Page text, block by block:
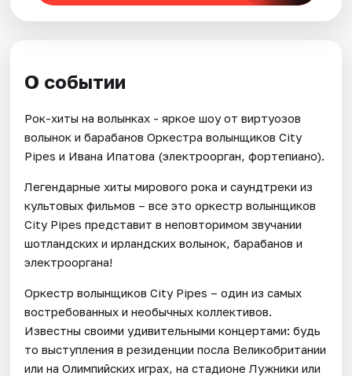
О событии
Рок-хиты на волынках - яркое шоу от виртуозов
волынок и барабанов Оркестра волынщиков City
Pipes и Ивана Ипатова (электроорган, фортепиано).
Легендарные хиты мирового рока и саундтреки из
культовых фильмов – все это оркестр волынщиков
City Pipes представит в неповторимом звучании
шотландских и ирландских волынок, барабанов и
электрооргана!
Оркестр волынщиков City Pipes – один из самых
востребованных и необычных коллективов.
Известны своими удивительными концертами: будь
то выступления в резиденции посла Великобритании
или на Олимпийских играх, на стадионе Лужники или